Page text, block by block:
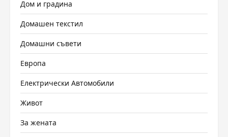
Дом и градина
Домашен текстил
Домашни съвети
Европа
Електрически Автомобили
Живот
За жената